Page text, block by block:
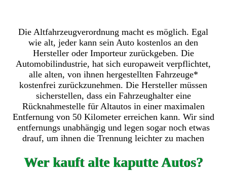
Die Altfahrzeugverordnung macht es möglich. Egal
wie alt, jeder kann sein Auto kostenlos an den
Hersteller oder Importeur zurückgeben. Die
Automobilindustrie, hat sich europaweit verpflichtet,
alle alten, von ihnen hergestellten Fahrzeuge*
kostenfrei zurückzunehmen. Die Hersteller müssen
sicherstellen, dass ein Fahrzeughalter eine
Rücknahmestelle für Altautos in einer maximalen
Entfernung von 50 Kilometer erreichen kann. Wir sind
entfernungs unabhängig und legen sogar noch etwas
drauf, um ihnen die Trennung leichter zu machen
Wer kauft alte kaputte Autos?